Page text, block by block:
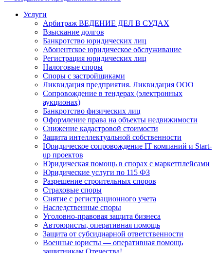
Услуги
Арбитраж ВЕДЕНИЕ ДЕЛ В СУДАХ
Взыскание долгов
Банкротство юридических лиц
Абонентское юридическое обслуживание
Регистрация юридических лиц
Налоговые споры
Споры с застройщиками
Ликвидация предприятия. Ликвидация ООО
Сопровождение в тендерах (электронных
аукционах)
Банкротство физических лиц
Оформление права на объекты недвижимости
Снижение кадастровой стоимости
Защита интеллектуальной собственности
Юридическое сопровождение IT компаний и Start-
up проектов
Юридическая помощь в спорах с маркетплейсами
Юридические услуги по 115 ФЗ
Разрешение строительных споров
Страховые споры
Снятие с регистрационного учета
Наследственные споры
Уголовно-правовая защита бизнеса
Автоюристы, оперативная помощь
Защита от субсидиарной ответственности
Военные юристы — оперативная помощь
защитникам Отечества!